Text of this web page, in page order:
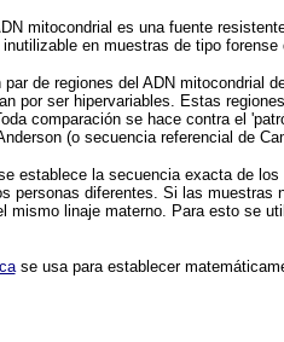
mitocondrial es una fuente
inutilizable en muestras de tipo
de regiones del ADN mitocondrial
por ser hipervariables. Estas
comparación se hace contra el
(o secuencia referencial de
establece la secuencia exacta de
personas diferentes. Si las
mismo linaje materno. Para esto se
se usa para establecer